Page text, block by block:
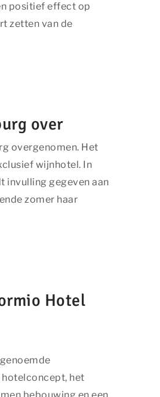
positief effect op
zetten van de
over
overgenomen. Het
wijnhotel. In
invulling gegeven aan
zomer haar
Hotel
het